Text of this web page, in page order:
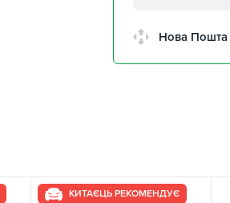
26
Нова Пошта
КИТАЄЦЬ РЕКОМЕНДУЄ